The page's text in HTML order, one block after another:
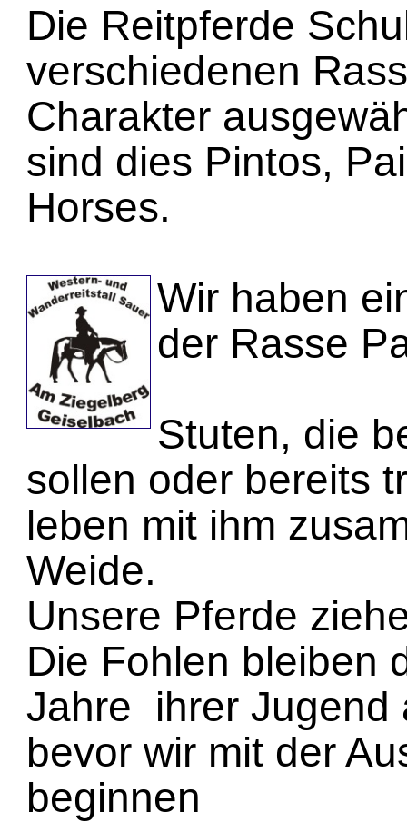
Die Reitpferde
verschiedenen
Charakter
sind dies Pintos,
Horses.
Wir haben
der Rasse
Stuten, die
sollen oder bereits
leben mit ihm
Weide.
Unsere Pferde
Die Fohlen bleiben
Jahre ihrer Jugend
bevor wir mit der
beginnen